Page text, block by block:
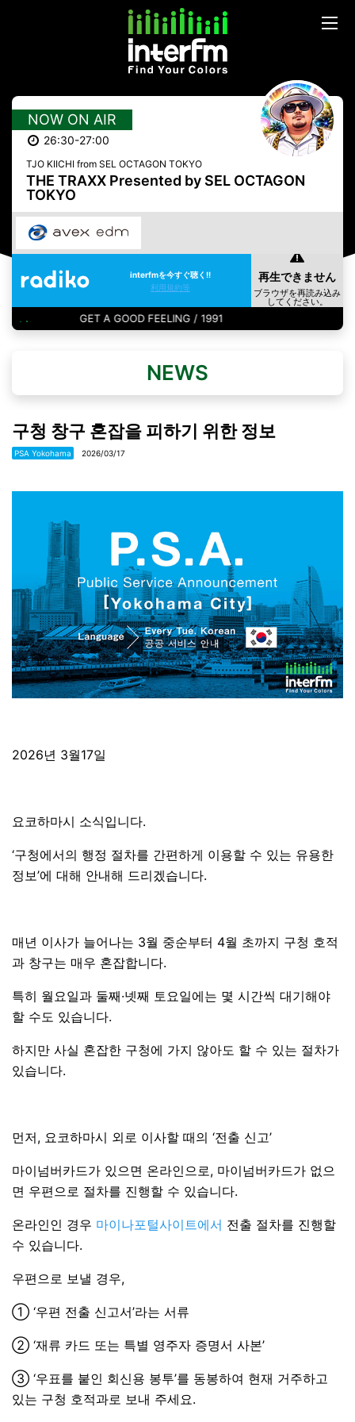
NOW ON AIR
26:30-27:00
TJO KIICHI from SEL OCTAGON TOKYO
THE TRAXX Presented by SEL OCTAGON
TOKYO
interfmを今すぐ聴く!!
利用規約等
GET A GOOD FEELING / 1991
NEWS
구청 창구 혼잡을 피하기 위한 정보
PSA Yokohama 2026/03/17
2026년 3월17일
요코하마시 소식입니다.
‘구청에서의 행정 절차를 간편하게 이용할 수 있는 유용한
정보’에 대해 안내해 드리겠습니다.
매년 이사가 늘어나는 3월 중순부터 4월 초까지 구청 호적
과 창구는 매우 혼잡합니다.
특히 월요일과 둘째·넷째 토요일에는 몇 시간씩 대기해야
할 수도 있습니다.
하지만 사실 혼잡한 구청에 가지 않아도 할 수 있는 절차가
있습니다.
먼저, 요코하마시 외로 이사할 때의 ‘전출 신고’
마이넘버카드가 있으면 온라인으로, 마이넘버카드가 없으
면 우편으로 절차를 진행할 수 있습니다.
온라인인 경우 마이나포털사이트에서 전출 절차를 진행할
수 있습니다.
우편으로 보낼 경우,
① ‘우편 전출 신고서’라는 서류
② ‘재류 카드 또는 특별 영주자 증명서 사본’
③ ‘우표를 붙인 회신용 봉투’를 동봉하여 현재 거주하고
있는 구청 호적과로 보내 주세요.